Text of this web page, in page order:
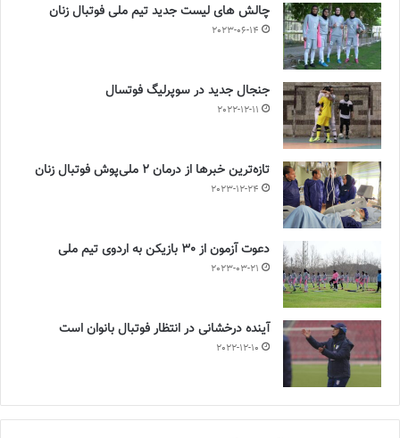
چالش هاى ليست جدید تيم ملى فوتبال زنان
2023-06-14
جنجال جدید در سوپرلیگ فوتسال
2022-12-11
تازه‌ترین خبرها از درمان ۲ ملی‌پوش فوتبال زنان
2023-12-24
دعوت آزمون از 30 بازیکن به اردوی تیم ملی
2023-03-21
آینده درخشانی در انتظار فوتبال بانوان است
2022-12-10